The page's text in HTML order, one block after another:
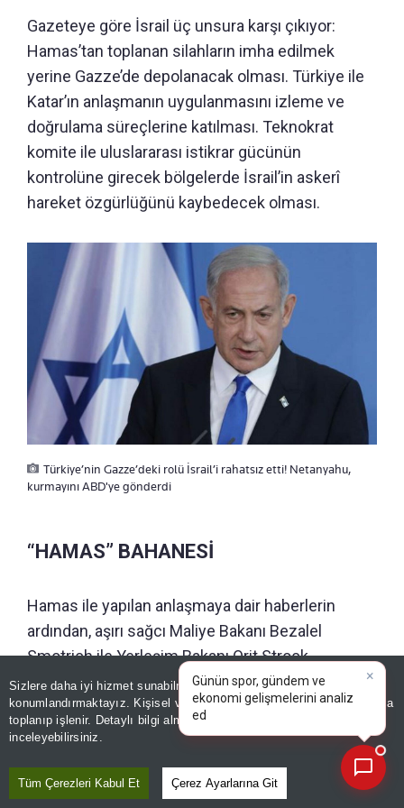
Sizlere daha iyi hizmet sunabilmek adına sitemizdeçerez
konumlandırmaktayız. Kişisel verileriniz, KVKK ve GDPR kapsamında
toplanıp işlenir. Detaylı bilgi almak için
inceleyebilirsiniz.
Tüm Çerezleri Kabul Et Çerez Ayarlarına Git
Gazeteye göre İsrail üç unsura karşı çıkıyor:
Hamas’tan toplanan silahların imha edilmek
yerine Gazze’de depolanacak olması. Türkiye ile
Katar’ın anlaşmanın uygulanmasını izleme ve
doğrulama süreçlerine katılması. Teknokrat
komite ile uluslararası istikrar gücünün
kontrolüne girecek bölgelerde İsrail’in askerî
hareket özgürlüğünü kaybedecek olması.
Türkiye’nin Gazze’deki rolü İsrail’i rahatsız etti! Netanyahu,
kurmayını ABD'ye gönderdi
“HAMAS” BAHANESİ
Hamas ile yapılan anlaşmaya dair haberlerin
ardından, aşırı sağcı Maliye Bakanı Bezalel
Smotrich ile Yerleşim Bakanı Orit Strock,
Netanyahu’dan kararı iptal etmek üzere kabineyi
yeniden toplamasını talep etmişti. Bakanlar,
uluslararası güç için kendilerine sunulan rolün
anlaşmada ana hatlarıyla belirtilenden önemli
ölçüde farklı olduğunu savunuyor. Netanyahu, 4
×
Günün spor, gündem ve
ekonomi gelişmelerini analiz
edin!